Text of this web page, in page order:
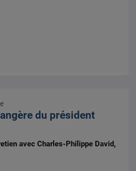
du président
avec Charles-Philippe David,